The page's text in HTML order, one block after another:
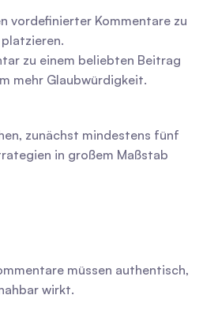
vordefinierter Kommentare zu
zu einem beliebten Beitrag
mehr Glaubwürdigkeit.
in großem Maßstab
müssen authentisch,
wirkt.